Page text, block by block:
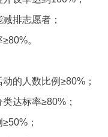
排志愿者；
。
的人数比例≥80%；
达标率≥80%；
；